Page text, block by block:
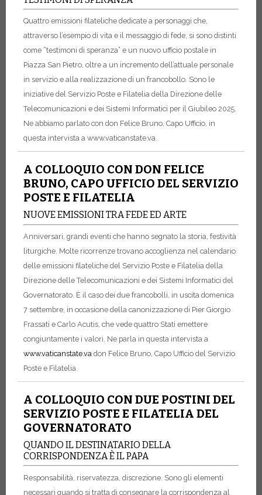
Quattro emissioni filateliche dedicate a personaggi che,
attraverso l’esempio di vita e il messaggio di fede, si sono distinti
come “testimoni di speranza” e un nuovo ufficio postale in
Piazza San Pietro, oltre a un incremento dell’attuale personale
in servizio e alla realizzazione di un francobollo. Sono le
iniziative del Servizio Poste e Filatelia della Direzione delle
Telecomunicazioni e dei Sistemi Informatici per il Giubileo 2025.
Ne abbiamo parlato con don Felice Bruno, Capo Ufficio, in
questa intervista a www.vaticanstate.va.
A COLLOQUIO CON DON FELICE
BRUNO, CAPO UFFICIO DEL SERVIZIO
POSTE E FILATELIA
NUOVE EMISSIONI TRA FEDE ED ARTE
Anniversari, grandi eventi che hanno segnato la storia, festività
liturgiche. Molte ricorrenze trovano accoglienza nel calendario
delle emissioni filateliche del Servizio Poste e Filatelia della
Direzione delle Telecomunicazioni e dei Sistemi Informatici del
Governatorato. È il caso dei due francobolli, in uscita domenica
7 settembre, in occasione della canonizzazione di Pier Giorgio
Frassati e Carlo Acutis, che vede quattro Stati emettere
congiuntamente i valori. Ne parla in questa intervista a
www.vaticanstate.va don Felice Bruno, Capo Ufficio del Servizio
Poste e Filatelia.
A COLLOQUIO CON DUE POSTINI DEL
SERVIZIO POSTE E FILATELIA DEL
GOVERNATORATO
QUANDO IL DESTINATARIO DELLA
CORRISPONDENZA È IL PAPA
Responsabilità, riservatezza, discrezione. Sono gli elementi
necessari quando si tratta di consegnare la corrispondenza al